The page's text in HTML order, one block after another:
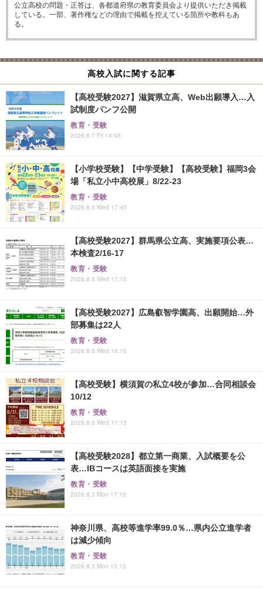
公立高校の問題・正答は、各都道府県の教育委員会より提供いただき掲載
している。一部、著作権などの理由で掲載を控えている箇所や教科もあ
る。
高校入試に関する記事
【高校受験2027】滋賀県立高、Web出願導入…入
試制度パンフ公開
教育・受験
2026.8.7 Fri 14:45
【小学校受験】【中学受験】【高校受験】福岡3会
場「私立小中高校展」8/22-23
教育・受験
2026.8.5 Wed 17:45
【高校受験2027】群馬県公立高、実施要項公表…
本検査2/16-17
教育・受験
2026.8.5 Wed 17:15
【高校受験2027】広島叡智学園高、出願開始…外
部募集は22人
教育・受験
2026.8.5 Wed 16:15
【高校受験】横須賀の私立4校が参加…合同相談会
10/12
教育・受験
2026.8.5 Wed 11:15
【高校受験2028】都立第一商業、入試概要を公
表…IBコースは英語面接を実施
教育・受験
2026.8.3 Mon 17:15
神奈川県、高校等進学率99.0％…県内公立進学者
は減少傾向
教育・受験
2026.8.3 Mon 15:15